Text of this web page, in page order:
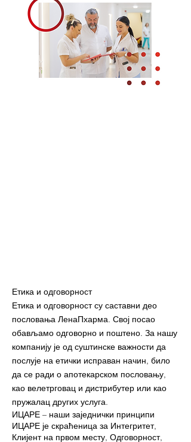
Етика и одговорност
Етика и одговорност су саставни део
пословања ЛенаПхарма. Свој посао
обављамо одговорно и поштено. За нашу
компанију је од суштинске важности да
послује на етички исправан начин, било
да се ради о апотекарском пословању,
као велетрговац и дистрибутер или као
пружалац других услуга.
ИЦАРЕ – наши заједнички принципи
ИЦАРЕ је скраћеница за Интегритет,
Клијент на првом месту, Одговорност,